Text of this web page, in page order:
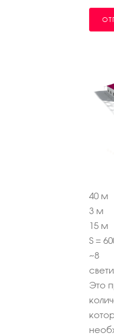
40 м
3 м
15 м
S =
~8
Это